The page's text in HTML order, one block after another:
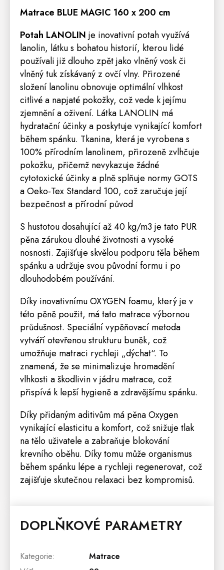
Matrace BLUE MAGIC 160 x 200 cm
Potah LANOLIN je inovativní potah využívá
lanolin, látku s bohatou historií, kterou lidé
používali již dlouho zpět jako vlněný vosk či
vlněný tuk získávaný z ovčí vlny. Přirozené
složení lanolinu obnovuje optimální vlhkost
citlivé a napjaté pokožky, což vede k jejímu
zjemnění a oživení. Látka LANOLIN má
hydratační účinky a poskytuje vynikající komfort
během spánku. Tkanina, která je vyrobena s
100% přírodním lanolinem, přirozeně zvlhčuje
pokožku, přičemž nevykazuje žádné
cytotoxické účinky a plně splňuje normy GOTS
a Oeko-Tex Standard 100, což zaručuje její
bezpečnost a přírodní původ
S hustotou dosahující až 40 kg/m3 je tato PUR
pěna zárukou dlouhé životnosti a vysoké
nosnosti. Zajišťuje skvělou podporu těla během
spánku a udržuje svou původní formu i po
dlouhodobém používání.
Díky inovativnímu OXYGEN foamu, který je v
této pěně použit, má tato matrace výbornou
průdušnost. Speciální vypěňovací metoda
vytváří otevřenou strukturu buněk, což
umožňuje matraci rychleji „dýchat“. To
znamená, že se minimalizuje hromadění
vlhkosti a škodlivin v jádru matrace, což
přispívá k lepší hygieně a zdravějšímu spánku.
Díky přidaným aditivům má pěna Oxygen
vynikající elasticitu a komfort, což snižuje tlak
na tělo uživatele a zabraňuje blokování
krevního oběhu. Díky tomu může organismus
během spánku lépe a rychleji regenerovat, což
zajišťuje skutečnou relaxaci bez kompromisů.
DOPLŇKOVÉ PARAMETRY
Kategorie:
Matrace